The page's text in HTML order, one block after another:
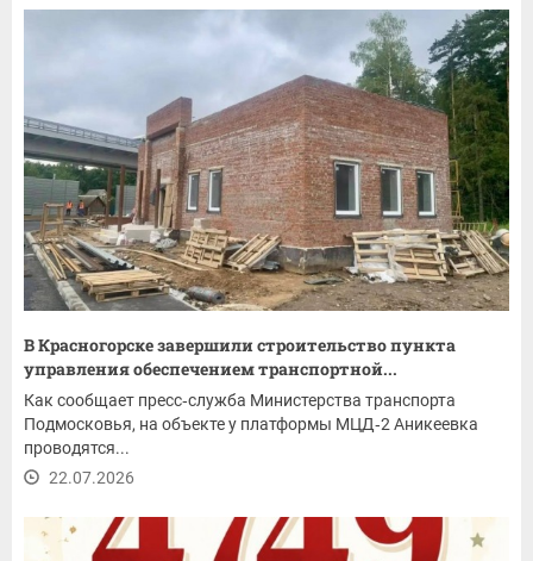
В Красногорске завершили строительство пункта
управления обеспечением транспортной...
Как сообщает пресс‑служба Министерства транспорта
Подмосковья, на объекте у платформы МЦД‑2 Аникеевка
проводятся...
22.07.2026